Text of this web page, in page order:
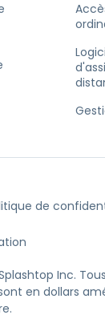
de
Inc.
en dollars